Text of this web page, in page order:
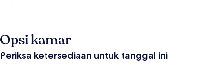
Opsi kamar
Periksa ketersediaan untuk tanggal ini